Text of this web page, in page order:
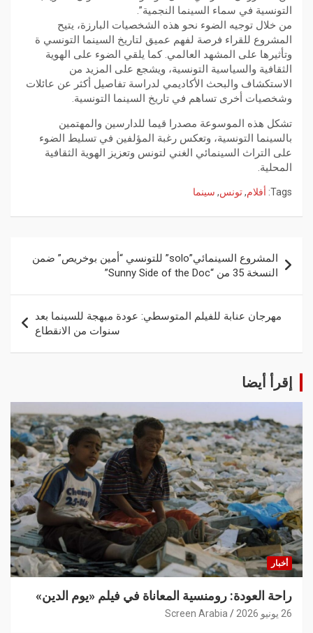
التونسية في سماء السينما النجمية”.
من خلال توجيه الضوء نحو هذه الشخصيات البارزة، يتيح
المشروع للقراء فرصة لفهم عميق لتاريخ السينما التونسي ة
وتأثيرها على المشهد العالمي. كما يلقي الضوء على الهوية
الثقافية والسياسية التونسية، ويشجع على المزيد من
الاستكشاف والبحث الأكاديمي لدراسة تفاصيل أكثر عن عائلات
وشخصيات أخرى تساهم في تاريخ السينما التونسية.
تشكل هذه الموسوعة مصدرا قيما للدارسين والمهتمين
بالسينما التونسية، وتعكس رغبة المؤلفين في تسليط الضوء
على التراث السينمائي الغني لتونس وتعزيز الهوية الثقافية
المحلية.
Tags: أفلام,تونس, سينما
المشروع السينمائي”solo” للتونسي “أمين بوخريص” ضمن
النسخة 35 من “Sunny Side of the Doc”
مهرجان عنابة للفيلم المتوسطي: عودة مبهجة للسينما بعد
سنوات من الانقطاع
إقرأ أيضا
أخبار
راحة العودة: رومنسية المعاناة في فيلم «يوم الدين»
26 يونيو 2026 Screen Arabia